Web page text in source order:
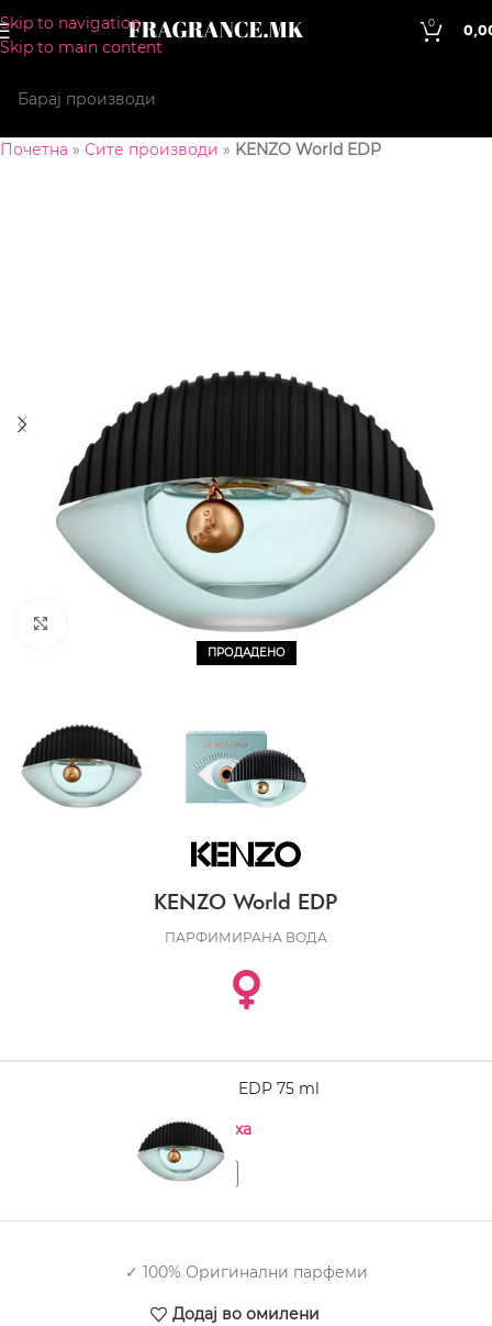
Skip to navigation
Skip to main content
0
Почетна » Сите производи » KENZO World EDP
ПРОДАДЕНО
CLICK TO ENLARGE
KENZO World EDP
ПАРФИМИРАНА ВОДА
KENZO World EDP 75 ml
Нема на залиха
✓ 100% Оригинални парфеми
Додај во омилени